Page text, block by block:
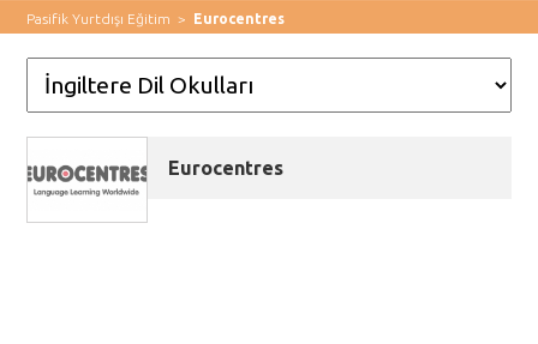
Pasifik Yurtdışı Eğitim> Eurocentres
Eurocentres